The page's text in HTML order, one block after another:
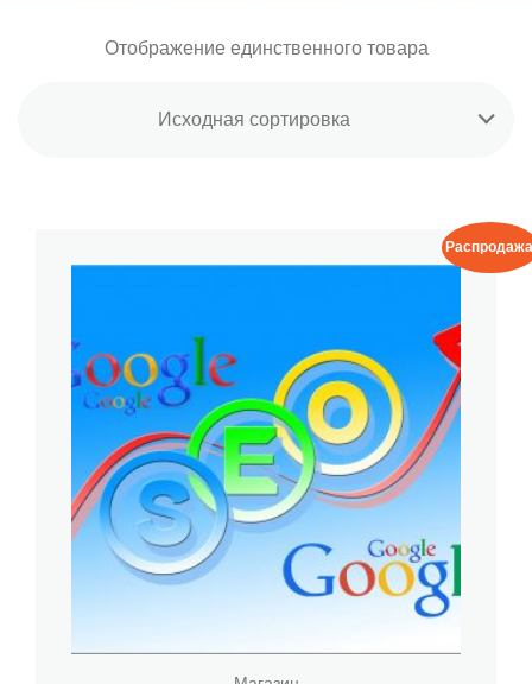
Отображение единственного товара
Исходная сортировка